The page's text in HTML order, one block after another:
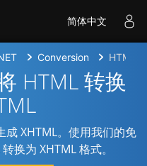
简体中文
Conversion HTML
HTML 转换
成 XHTML。使用我们的免
换为 XHTML 格式。